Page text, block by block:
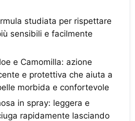
studiata per rispettare
sensibili e facilmente
e Camomilla: azione
e protettiva che aiuta a
morbida e confortevole
in spray: leggera e
rapidamente lasciando